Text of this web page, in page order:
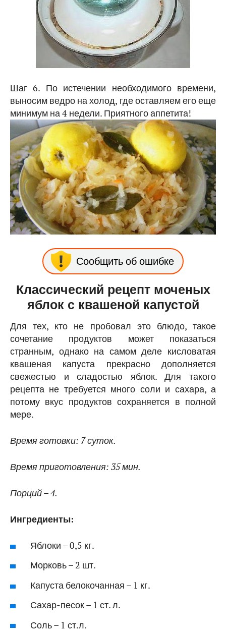
Шаг 6. По истечении необходимого времени,
выносим ведро на холод, где оставляем его еще
минимум на 4 недели. Приятного аппетита!
Сообщить об ошибке
Классический рецепт моченых
яблок с квашеной капустой
Для тех, кто не пробовал это блюдо, такое
сочетание продуктов может показаться
странным, однако на самом деле кисловатая
квашеная капуста прекрасно дополняется
свежестью и сладостью яблок. Для такого
рецепта не требуется много соли и сахара, а
потому вкус продуктов сохраняется в полной
мере.
Время готовки: 7 суток.
Время приготовления: 35 мин.
Порций – 4.
Ингредиенты:
Яблоки – 0,5 кг.
Морковь – 2 шт.
Капуста белокочанная – 1 кг.
Сахар-песок – 1 ст. л.
Соль – 1 ст.л.